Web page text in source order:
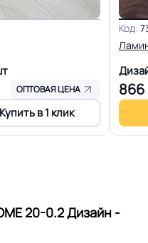
основа
3.0-3.5-4.0 м
Для дома, Для спальни,
продаж на объекты
ОПТОВАЯ ЦЕНА
Купить в 1 клик
Код:
866
20-0.2 Дизайн -